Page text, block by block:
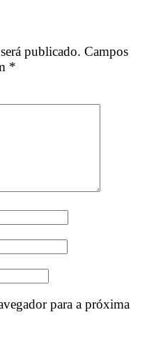
publicado. Campos
*
para a próxima